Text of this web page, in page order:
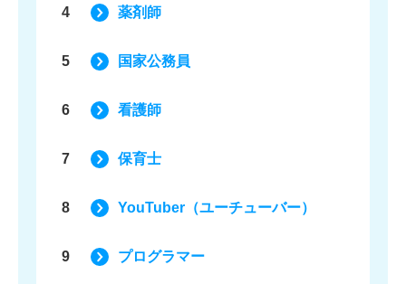
4 薬剤師
5 国家公務員
6 看護師
7 保育士
8 YouTuber（ユーチューバー）
9 プログラマー